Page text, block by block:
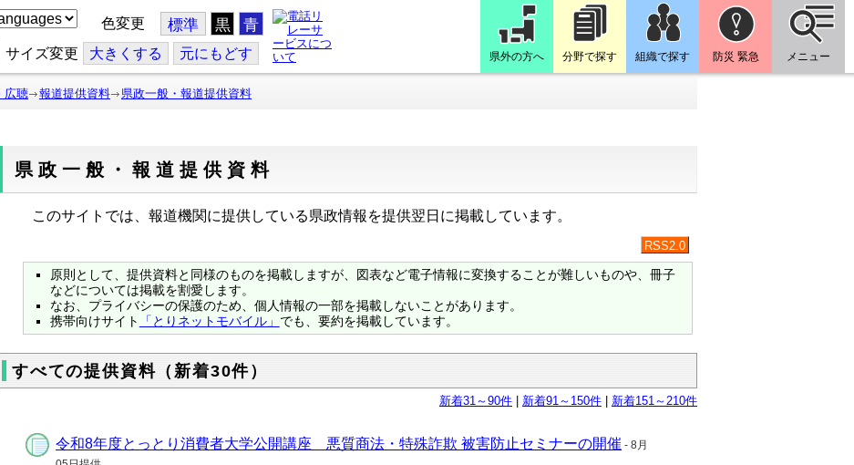
色変更 標準 黒 青
サイズ変更 大きくする 元にもどす 県外の方へ 分野で探す 組織で探す 防災 緊急 メニュー
広聴 報道提供資料 県政一般・報道提供資料
県政一般・報道提供資料
このサイトでは、報道機関に提供している県政情報を提供翌日に掲載しています。
RSS2.0
原則として、提供資料と同様のものを掲載しますが、図表など電子情報に変換することが難しいものや、冊子
などについては掲載を割愛します。
なお、プライバシーの保護のため、個人情報の一部を掲載しないことがあります。
携帯向けサイト
「とりネットモバイル」 でも、要約を掲載しています。
すべての提供資料（新着30件）
新着31～90件 新着91～150件 新着151～210件
令和8年度とっとり消費者大学公開講座 悪質商法・特殊詐欺 被害防止セミナーの開催 - 8月